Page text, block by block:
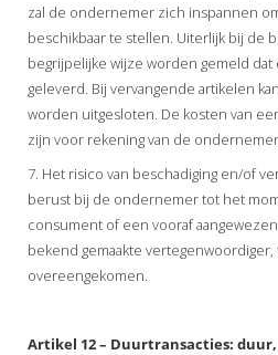
zal de ondernemer zich inspannen
beschikbaar te stellen. Uiterlijk bij de
begrijpelijke wijze worden gemeld
geleverd. Bij vervangende artikelen
worden uitgesloten. De kosten van
zijn voor rekening van de ondernemer.
7. Het risico van beschadiging en/of
berust bij de ondernemer tot het
consument of een vooraf
bekend gemaakte
overeengekomen.
Artikel 12 – Duurtransacties: